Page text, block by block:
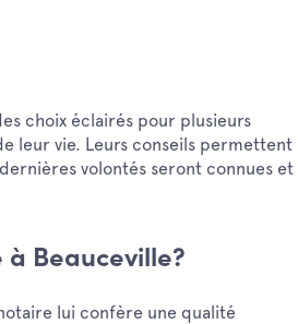
choix éclairés pour plusieurs
leur vie. Leurs conseils permettent
volontés seront connues et
Beauceville?
lui confère une qualité